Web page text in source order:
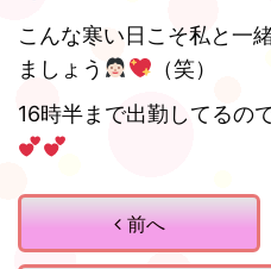
こんな寒い日こそ私と一
ましょう
（笑）
16時半まで出勤してるの
前へ